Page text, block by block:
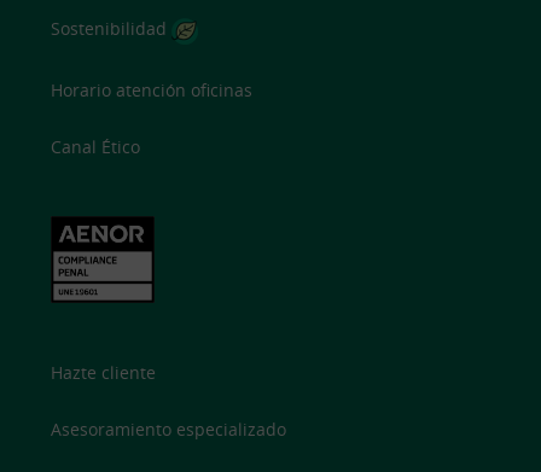
Sostenibilidad
Horario atención oficinas
Canal Ético
Hazte cliente
Asesoramiento especializado